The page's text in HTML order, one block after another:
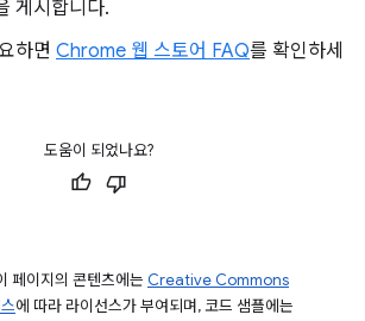
게시합니다.
하면 Chrome 웹 스토어 FAQ를 확인하세
도움이 되었나요?
페이지의 콘텐츠에는 Creative Commons
에 따라 라이선스가 부여되며, 코드 샘플에는